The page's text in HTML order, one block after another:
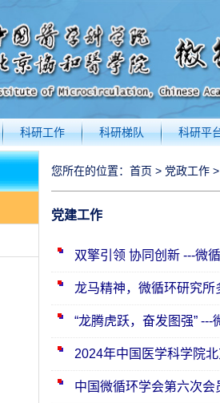
科研工作 科研梯队 科研平
您所在的位置： 首页 > 党政工作
党建工作
双擎引领 协同创新 ---微
龙马精神，微循环研究所
“龙腾虎跃，奋发图强”
2024年中国医学科学院
中国微循环学会第六次